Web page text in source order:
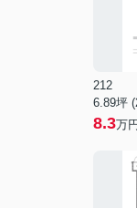
212
6.89坪
8.3万